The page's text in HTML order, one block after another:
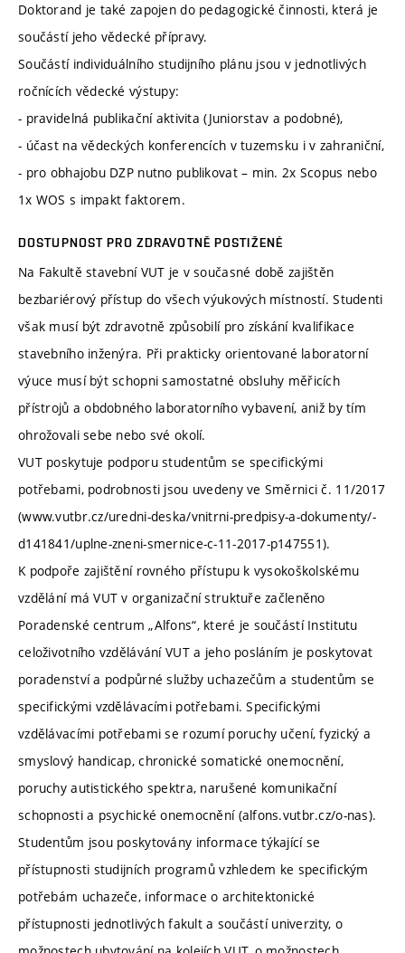
Doktorand je také zapojen do pedagogické činnosti, která je
součástí jeho vědecké přípravy.
Součástí individuálního studijního plánu jsou v jednotlivých
ročnících vědecké výstupy:
- pravidelná publikační aktivita (Juniorstav a podobné),
- účast na vědeckých konferencích v tuzemsku i v zahraniční,
- pro obhajobu DZP nutno publikovat – min. 2x Scopus nebo
1x WOS s impakt faktorem.
DOSTUPNOST PRO ZDRAVOTNĚ POSTIŽENÉ
Na Fakultě stavební VUT je v současné době zajištěn
bezbariérový přístup do všech výukových místností. Studenti
však musí být zdravotně způsobilí pro získání kvalifikace
stavebního inženýra. Při prakticky orientované laboratorní
výuce musí být schopni samostatné obsluhy měřicích
přístrojů a obdobného laboratorního vybavení, aniž by tím
ohrožovali sebe nebo své okolí.
VUT poskytuje podporu studentům se specifickými
potřebami, podrobnosti jsou uvedeny ve Směrnici č. 11/2017
(www.vutbr.cz/uredni-deska/vnitrni-predpisy-a-dokumenty/-
d141841/uplne-zneni-smernice-c-11-2017-p147551).
K podpoře zajištění rovného přístupu k vysokoškolskému
vzdělání má VUT v organizační struktuře začleněno
Poradenské centrum „Alfons“, které je součástí Institutu
celoživotního vzdělávání VUT a jeho posláním je poskytovat
poradenství a podpůrné služby uchazečům a studentům se
specifickými vzdělávacími potřebami. Specifickými
vzdělávacími potřebami se rozumí poruchy učení, fyzický a
smyslový handicap, chronické somatické onemocnění,
poruchy autistického spektra, narušené komunikační
schopnosti a psychické onemocnění (alfons.vutbr.cz/o-nas).
Studentům jsou poskytovány informace týkající se
přístupnosti studijních programů vzhledem ke specifickým
potřebám uchazeče, informace o architektonické
přístupnosti jednotlivých fakult a součástí univerzity, o